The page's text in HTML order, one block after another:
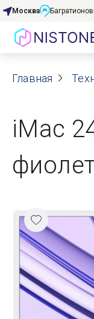
Акции
О нас
Гарантия
Оплата
Москва
Главная
iMac